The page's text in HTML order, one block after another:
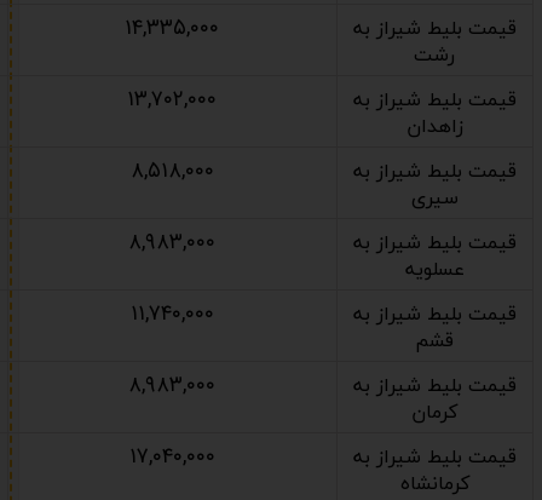
قیمت بلیط شیراز به
رشت
۱۴,۳۳۵,۰۰۰
قیمت بلیط شیراز به
زاهدان
۱۳,۷۰۲,۰۰۰
قیمت بلیط شیراز به
سیری
۸,۵۱۸,۰۰۰
قیمت بلیط شیراز به
عسلویه
۸,۹۸۳,۰۰۰
قیمت بلیط شیراز به
قشم
۱۱,۷۴۰,۰۰۰
قیمت بلیط شیراز به
کرمان
۸,۹۸۳,۰۰۰
قیمت بلیط شیراز به
کرمانشاه
۱۷,۰۴۰,۰۰۰